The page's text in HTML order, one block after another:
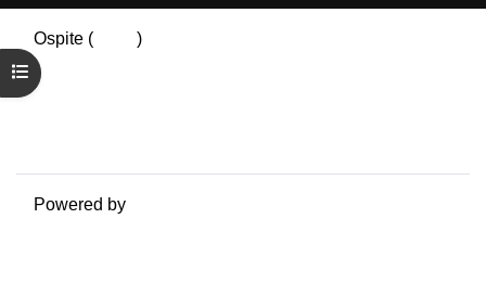
Apri indice del corso
Ospite (
)
Riepilogo della conservazione dei dati
Politiche
Powered by